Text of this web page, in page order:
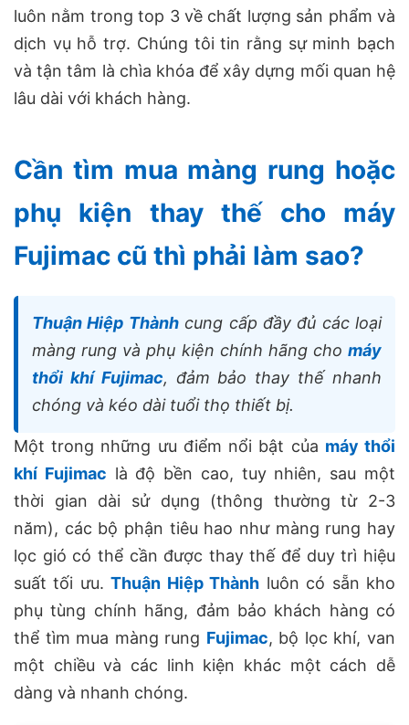
luôn nằm trong top 3 về chất lượng sản phẩm và
dịch vụ hỗ trợ. Chúng tôi tin rằng sự minh bạch
và tận tâm là chìa khóa để xây dựng mối quan hệ
lâu dài với khách hàng.
Cần tìm mua màng rung hoặc
phụ kiện thay thế cho máy
Fujimac cũ thì phải làm sao?
Thuận Hiệp Thànhcung cấp đầy đủ các loại
màng rung và phụ kiện chính hãng cho máy
thổi khí Fujimac, đảm bảo thay thế nhanh
chóng và kéo dài tuổi thọ thiết bị.
Một trong những ưu điểm nổi bật của máy thổi
khí Fujimac là độ bền cao, tuy nhiên, sau một
thời gian dài sử dụng (thông thường từ 2-3
năm), các bộ phận tiêu hao như màng rung hay
lọc gió có thể cần được thay thế để duy trì hiệu
suất tối ưu.Thuận Hiệp Thành luôn có sẵn kho
phụ tùng chính hãng, đảm bảo khách hàng có
thể tìm mua màng rung Fujimac, bộ lọc khí, van
một chiều và các linh kiện khác một cách dễ
dàng và nhanh chóng.